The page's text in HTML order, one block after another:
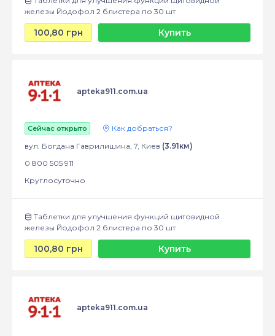
железы Йодофол 2 блистера по 30 шт
100,80 грн Купить
apteka911.com.ua
Сейчас открыто
Как добраться?
вул. Богдана Гаврилишина, 7, Киев (3.91км)
0 800 505 911
Круглосуточно
Таблетки для улучшения функций щитовидной
железы Йодофол 2 блистера по 30 шт
100,80 грн Купить
apteka911.com.ua